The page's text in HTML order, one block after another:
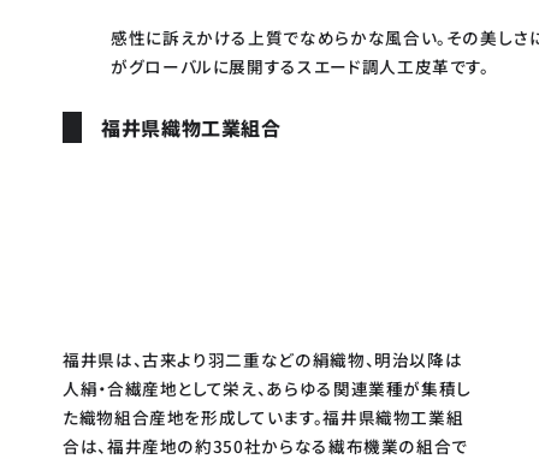
感性に訴えかける上質でなめらかな風合い。その美し
がグローバルに展開するスエード調人工皮革です。
福井県織物工業組合
福井県は、古来より羽二重などの絹織物、明治以降は
人絹・合繊産地として栄え、あらゆる関連業種が集積し
た織物組合産地を形成しています。福井県織物工業組
合は、福井産地の約350社からなる繊布機業の組合で